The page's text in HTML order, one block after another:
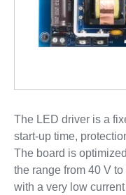
The LED driver is a
start-up time,
The board is
the range from 40 V
with a very low